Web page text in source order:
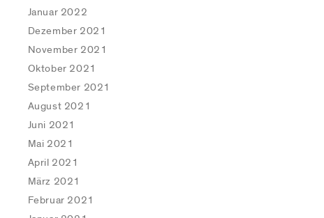
Januar 2022
Dezember 2021
November 2021
Oktober 2021
September 2021
August 2021
Juni 2021
Mai 2021
April 2021
März 2021
Februar 2021